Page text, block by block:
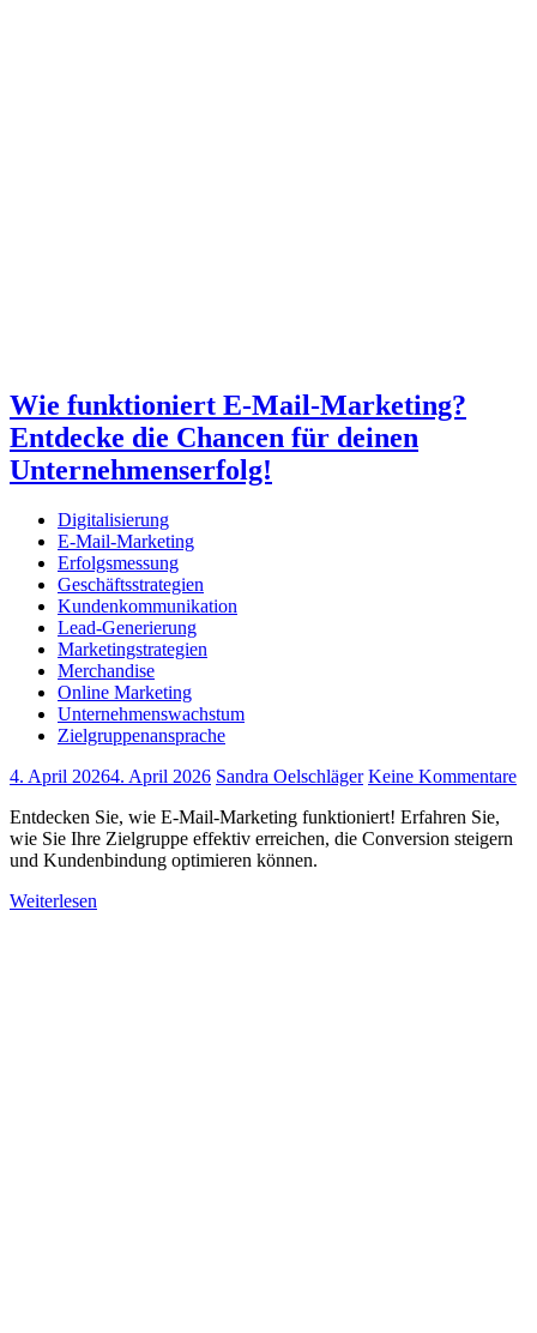
Wie funktioniert E-Mail-Marketing?
Entdecke die Chancen für deinen
Unternehmenserfolg!
Digitalisierung
E-Mail-Marketing
Erfolgsmessung
Geschäftsstrategien
Kundenkommunikation
Lead-Generierung
Marketingstrategien
Merchandise
Online Marketing
Unternehmenswachstum
Zielgruppenansprache
4. April 20264. April 2026 Sandra Oelschläger Keine Kommentare
Entdecken Sie, wie E-Mail-Marketing funktioniert! Erfahren Sie,
wie Sie Ihre Zielgruppe effektiv erreichen, die Conversion steigern
und Kundenbindung optimieren können.
Weiterlesen